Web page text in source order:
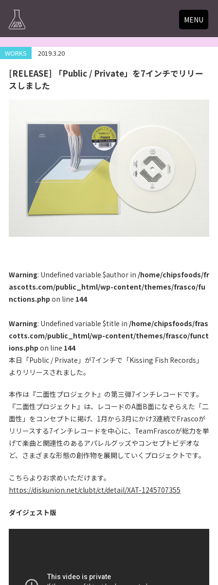
MENU
WORKS 2019.3.20
[RELEASE] 「Public / Private」を7インチでリリー
スしました
Warning: Undefined variable $author in /home/chipsfoods/fr
ascotts.com/public_html/wp-content/themes/frasco/fu
nctions.php on line 144
Warning: Undefined variable $title in /home/chipsfoods/fras
cotts.com/public_html/wp-content/themes/frasco/funct
ions.php on line 144
本日「Public / Private」が7インチで「Kissing Fish Records」
よりリリースされました。
本作は『二面性プロジェクト』の第三弾7インチレコードです。
『二面性プロジェクト』は、レコードのA面B面になぞらえた「二
面性」をコンセプトに掲げ、1月から3月にかけ3連続でFrascoが
リリースする7インチレコードを中心に、TeamFrascoが総力を挙
げて楽曲と関連性のあるアパレルグッズやコンセプトビデオな
ど、さまざまな形態の創作物を展開していくプロジェクトです。
こちらよりお求めいただけます。
https://diskunion.net/clubt/ct/detail/XAT-1245707355
ダイジェスト版